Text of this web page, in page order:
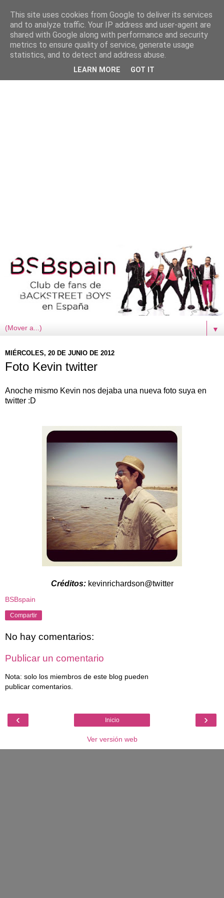
▼
MIÉRCOLES, 20 DE JUNIO DE 2012
Foto Kevin twitter
Anoche mismo Kevin nos dejaba una nueva foto suya en
twitter :D
Créditos:kevinrichardson@twitter
BSBspain
Compartir
No hay comentarios:
Publicar un comentario
Nota: solo los miembros de este blog pueden
publicar comentarios.
‹ ›
Inicio
Ver versión web
This site uses cookies from Google to deliver its services
and to analyze traffic. Your IP address and user-agent are
shared with Google along with performance and security
metrics to ensure quality of service, generate usage
statistics, and to detect and address abuse.
LEARN MORE GOT IT